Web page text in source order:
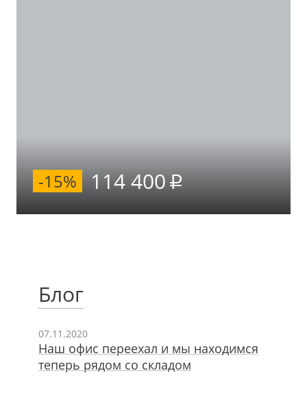
-15% 114 400
Блог
07.11.2020
Наш офис переехал и мы находимся
теперь рядом со складом